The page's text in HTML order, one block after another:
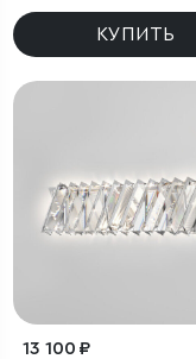
плафоном
КУПИТЬ
13 100 ₽